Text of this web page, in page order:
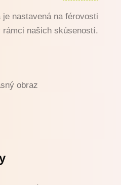
nastavená na férovosti
rámci našich skúseností.